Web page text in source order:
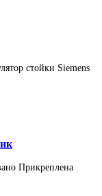
стойки Siemens
Прикреплена